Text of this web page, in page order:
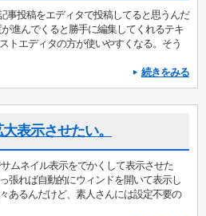
事投稿をエディタで投稿してると思うんだ
進んでくると勝手に編集してくれるテキ
トエディタの方が使いやすくなる。そう
続きをみる
表示させたい。
サムネイル表示をでかくして表示させた
張れば自動的にウィンドを開いて表示し
あるんだけど、素人さんには設定不要の